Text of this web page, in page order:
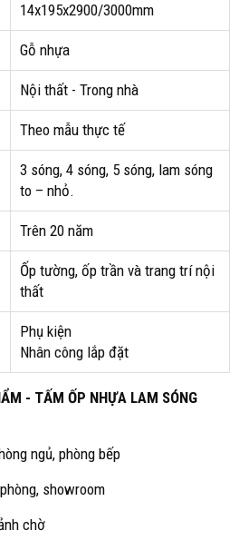
14x195x2900/3000mm
Gỗ nhựa
Nội thất - Trong nhà
Theo mẫu thực tế
3 sóng, 4 sóng, 5 sóng, lam sóng
to – nhỏ.
Trên 20 năm
Ốp tường, ốp trần và trang trí nội
thất
Phụ kiện
Nhân công lắp đặt
- TẤM ỐP NHỰA LAM SÓNG
ngủ, phòng bếp
showroom
chờ